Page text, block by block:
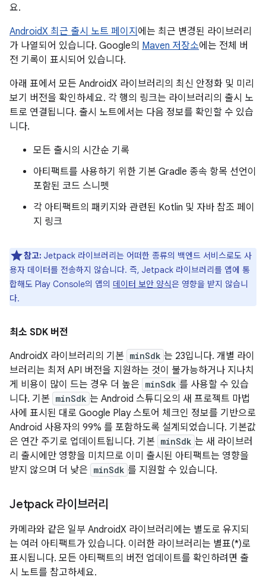
요.
AndroidX 최근 출시 노트 페이지 에는 최근 변경된 라이브러리
가 나열되어 있습니다. Google의 Maven 저장소에는 전체 버
전 기록이 표시되어 있습니다.
아래 표에서 모든 AndroidX 라이브러리의 최신 안정화 및 미리
보기 버전을 확인하세요. 각 행의 링크는 라이브러리의 출시 노
트로 연결됩니다. 출시 노트에서는 다음 정보를 확인할 수 있습
니다.
모든 출시의 시간순 기록
아티팩트를 사용하기 위한 기본 Gradle 종속 항목 선언이
포함된 코드 스니펫
각 아티팩트의 패키지와 관련된 Kotlin 및 자바 참조 페이
지 링크
참고: Jetpack 라이브러리는 어떠한 종류의 백엔드 서비스로도 사
용자 데이터를 전송하지 않습니다. 즉, Jetpack 라이브러리를 앱에 통
합해도 Play Console의 앱의 데이터 보안 양식은 영향을 받지 않습니
다.
최소 SDK 버전
AndroidX 라이브러리의 기본 minSdk 는 23입니다. 개별 라이
브러리는 최저 API 버전을 지원하는 것이 불가능하거나 지나치
게 비용이 많이 드는 경우 더 높은 minSdk 를 사용할 수 있습
니다. 기본 minSdk 는 Android 스튜디오의 새 프로젝트 마법
사에 표시된 대로 Google Play 스토어 체크인 정보를 기반으로
Android 사용자의 99% 를 포함하도록 설계되었습니다. 기본값
은 연간 주기로 업데이트됩니다. 기본 minSdk 는 새 라이브러
리 출시에만 영향을 미치므로 이미 출시된 아티팩트는 영향을
받지 않으며 더 낮은 minSdk 를 지원할 수 있습니다.
Jetpack 라이브러리
카메라와 같은 일부 AndroidX 라이브러리에는 별도로 유지되
는 여러 아티팩트가 있습니다. 이러한 라이브러리는 별표(*)로
표시됩니다. 모든 아티팩트의 버전 업데이트를 확인하려면 출
시 노트를 참고하세요.